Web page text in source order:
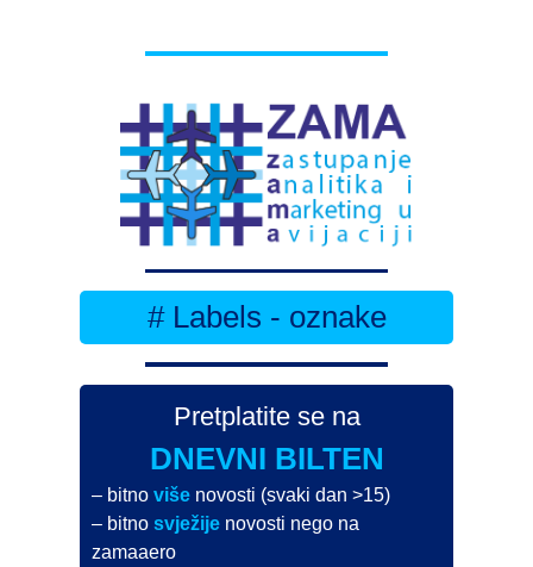
# Labels - oznake
Pretplatite se na
DNEVNI BILTEN
– bitnoviše novosti (svaki dan >15)
– bitnosvježije novosti nego na
zamaaero